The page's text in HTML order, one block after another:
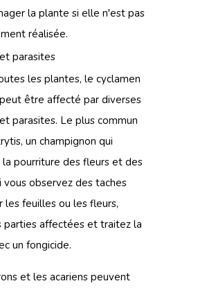
la plante si elle n'est pas
réalisée.
parasites
les plantes, le cyclamen
être affecté par diverses
parasites. Le plus commun
un champignon qui
pourriture des fleurs et des
vous observez des taches
les feuilles ou les fleurs,
parties affectées et traitez la
un fongicide.
et les acariens peuvent